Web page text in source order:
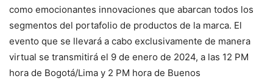
como emocionantes innovaciones que abarcan todos los
segmentos del portafolio de productos de la marca. El
evento que se llevará a cabo exclusivamente de manera
virtual se transmitirá el 9 de enero de 2024, a las 12 PM
hora de Bogotá/Lima y 2 PM hora de Buenos